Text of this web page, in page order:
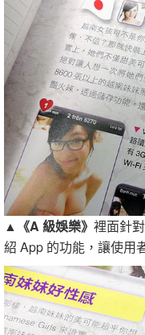
▲ 《A 級娛樂》 裡面針
紹 App 的功能，讓使用